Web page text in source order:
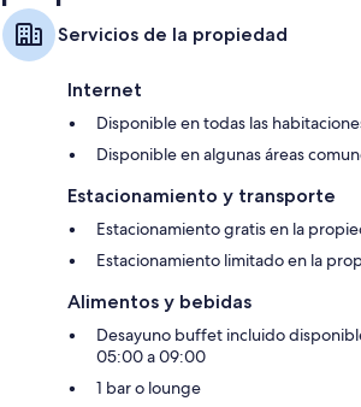
Servicios de la propiedad
Internet
Disponible en todas las
Disponible en algunas áreas
Estacionamiento y transporte
Estacionamiento gratis en la
Estacionamiento limitado en la
Alimentos y bebidas
Desayuno buffet incluido
05:00 a 09:00
1 bar o lounge